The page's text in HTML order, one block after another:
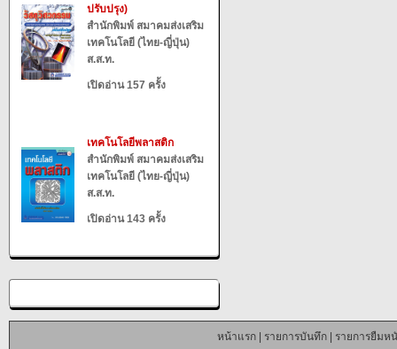
ปรับปรุง)
สำนักพิมพ์ สมาคมส่งเสริม
เทคโนโลยี (ไทย-ญี่ปุ่น)
ส.ส.ท.
เปิดอ่าน 157 ครั้ง
เทคโนโลยีพลาสติก
สำนักพิมพ์ สมาคมส่งเสริม
เทคโนโลยี (ไทย-ญี่ปุ่น)
ส.ส.ท.
เปิดอ่าน 143 ครั้ง
หน้าแรก| รายการบันทึก| รายการยืมห